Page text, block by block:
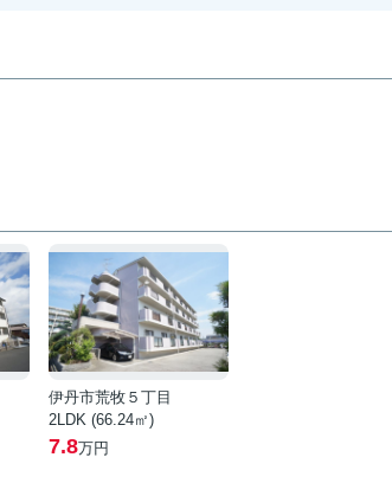
伊丹市荒牧５丁目
2LDK (66.24㎡)
7.8万円